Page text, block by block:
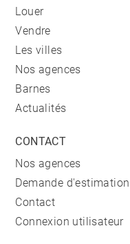
Louer
Vendre
Les villes
Nos agences
Barnes
Actualités
CONTACT
Nos agences
Demande d'estimation
Contact
Connexion utilisateur